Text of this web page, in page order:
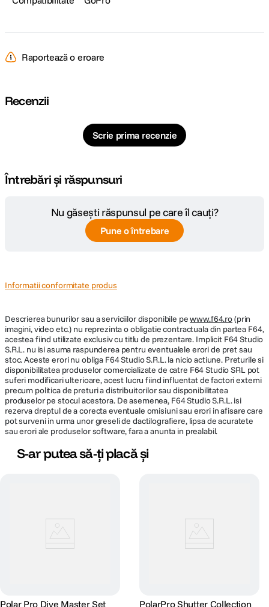
Raportează o eroare
Recenzii
Scrie prima recenzie
Întrebări și răspunsuri
Nu găsești răspunsul pe care îl cauți?
Pune o întrebare
Informatii conformitate produs
Descrierea bunurilor sau a serviciilor disponibile pewww.f64.ro(prin
imagini, video etc.) nu reprezinta o obligatie contractuala din partea F64,
acestea fiind utilizate exclusiv cu titlu de prezentare. Implicit F64 Studio
S.R.L. nu isi asuma raspunderea pentru eventualele erori de pret sau
stoc. Aceste erori nu obliga F64 Studio S.R.L. la nicio actiune. Preturile si
disponibilitatea produselor comercializate de catre F64 Studio SRL pot
suferi modificari ulterioare, acest lucru fiind influentat de factori externi
precum politica de preturi a distribuitorilor sau disponibilitatea
produselor pe stocul acestora. De asemenea, F64 Studio S.R.L. isi
rezerva dreptul de a corecta eventuale omisiuni sau erori in afisare care
pot surveni in urma unor greseli de dactilografiere, lipsa de acuratete
sau erori ale produselor software, fara a anunta in prealabil.
S-ar putea să-ți placă și
Polar Pro Dive Master Set PolarPro Shutter Collection